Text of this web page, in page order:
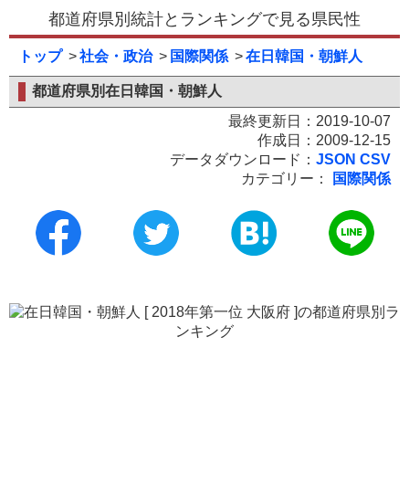
都道府県別統計とランキングで見る県民性
トップ 社会・政治 国際関係 在日韓国・朝鮮人
都道府県別在日韓国・朝鮮人
最終更新日：2019-10-07
作成日：2009-12-15
データダウンロード： JSON CSV
カテゴリー：
国際関係